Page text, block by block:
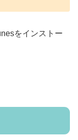
をインストー